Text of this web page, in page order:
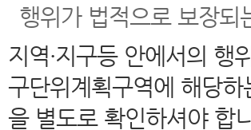
행위가 법적으로 보장되
지역·지구등 안에서의 행
구단위계획구역에 해당
을 별도로 확인하셔야 합